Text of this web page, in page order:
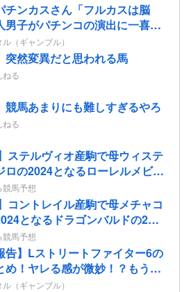
チンカスさん「フルカスは脳
男子がパチンコの演出に一喜一
が脳死なんよ」
（ギャンブル）
突然変異だと思われる馬
ねる
競馬あまりにも難しすぎるやろ
ねる
ステルヴィオ産駒で母ウィステ
ロの2024となるローレルメビウ
報
馬予想
コントレイル産駒で母メチャコ
となるドラゴンバルドの2歳
馬予想
告】Lストリートファイター6の
め！ヤレる感が微妙！？もう稼
の予想をするユーザーも！？
（ギャンブル）